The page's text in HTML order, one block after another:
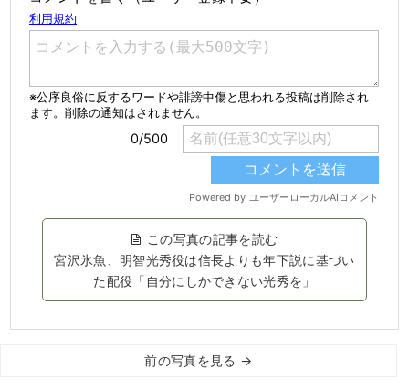
この写真の記事を読む
宮沢氷魚、明智光秀役は信長よりも年下説に基づい
た配役「自分にしかできない光秀を」
前の写真を見る →